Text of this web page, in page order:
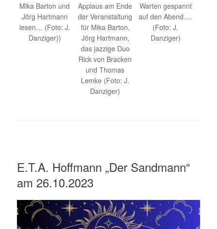
Mika Barton und
Jörg Hartmann
lesen… (Foto: J.
Danziger))
Applaus am Ende
der Veranstaltung
für Mika Barton,
Jörg Hartmann,
das jazzige Duo
Rick von Bracken
und Thomas
Lemke (Foto: J.
Danziger)
Warten gespannt
auf den Abend….
(Foto: J.
Danziger)
E.T.A. Hoffmann „Der Sandmann“
am 26.10.2023